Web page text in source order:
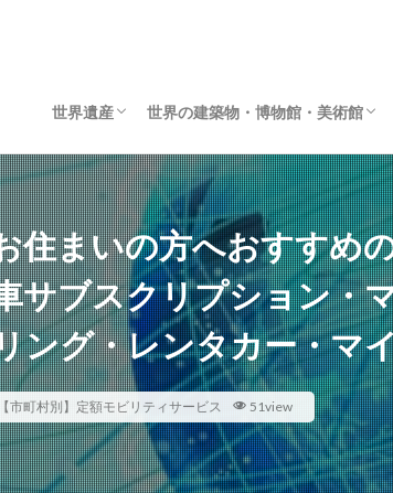
世界遺産
日本の世界遺産
海外の世界遺産
世界の建築物・博物館・美術館
日本の建築物・博物館・美術館
海外の建築物・博物館・美術館
住まいの方へおすすめ
サブスクリプション・
ング・レンタカー・マ
【市町村別】定額モビリティサービス 51view